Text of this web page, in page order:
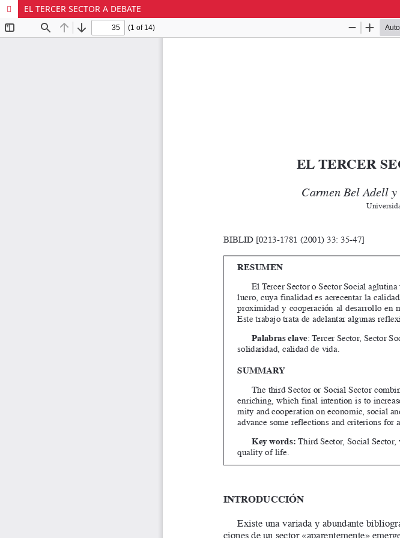
EL TERCER SECTOR A DEBATE